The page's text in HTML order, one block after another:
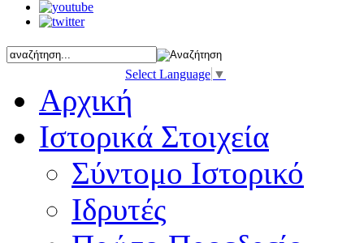
Select Language ▼
Αρχική
Ιστορικά Στοιχεία
Σύντομο Ιστορικό
Ιδρυτές